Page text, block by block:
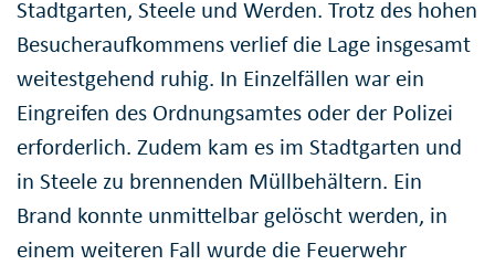
Stadtgarten, Steele und Werden. Trotz des hohen
Besucheraufkommens verlief die Lage insgesamt
weitestgehend ruhig. In Einzelfällen war ein
Eingreifen des Ordnungsamtes oder der Polizei
erforderlich. Zudem kam es im Stadtgarten und
in Steele zu brennenden Müllbehältern. Ein
Brand konnte unmittelbar gelöscht werden, in
einem weiteren Fall wurde die Feuerwehr